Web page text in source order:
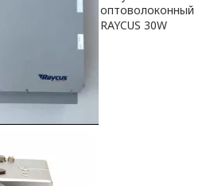
оптоволоконный
RAYCUS 30W